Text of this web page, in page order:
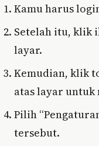
Kamu harus
Setelah itu, klik
layar.
Kemudian, klik
atas layar untuk
Pilih
tersebut.